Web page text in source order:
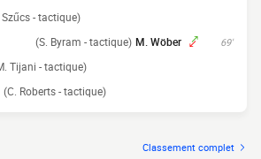
- tactique)
69'
M. Wöber
(S. Byram - tactique)
Tijani - tactique)
(C. Roberts - tactique)
Classement complet